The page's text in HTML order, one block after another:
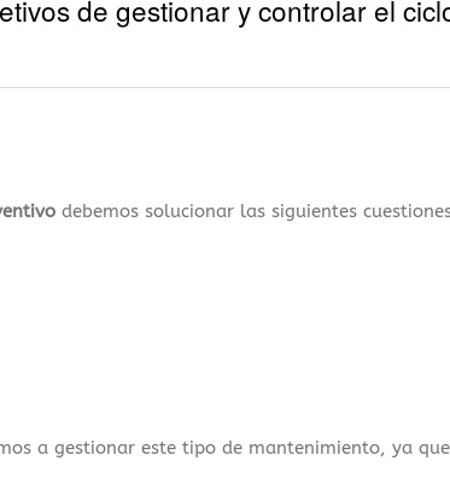
de gestionar y controlar el
debemos solucionar las siguientes
a gestionar este tipo de mantenimiento, ya